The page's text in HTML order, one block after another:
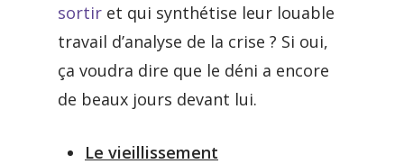
sortir et qui synthétise leur louable
travail d’analyse de la crise ? Si oui,
ça voudra dire que le déni a encore
de beaux jours devant lui.
Le vieillissement